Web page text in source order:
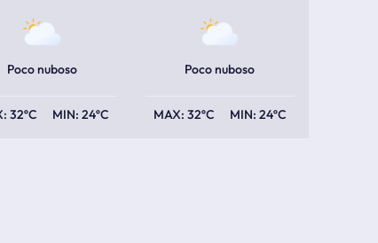
Poco nuboso
32ºC 24ºC
Poco nuboso
32ºC 24ºC